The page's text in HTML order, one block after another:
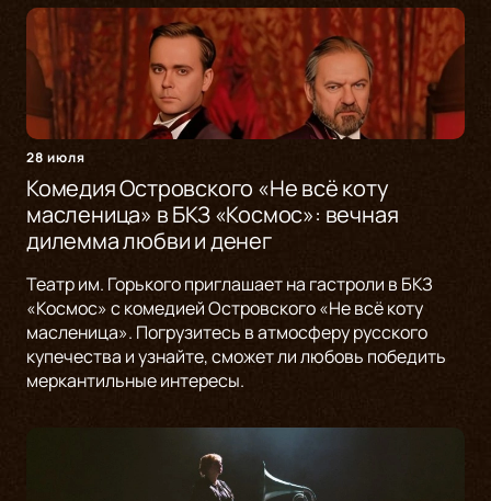
28 июля
Комедия Островского «Не всё коту
масленица» в БКЗ «Космос»: вечная
дилемма любви и денег
Театр им. Горького приглашает на гастроли в БКЗ
«Космос» с комедией Островского «Не всё коту
масленица». Погрузитесь в атмосферу русского
купечества и узнайте, сможет ли любовь победить
меркантильные интересы.